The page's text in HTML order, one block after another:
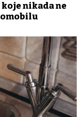
nikada ne